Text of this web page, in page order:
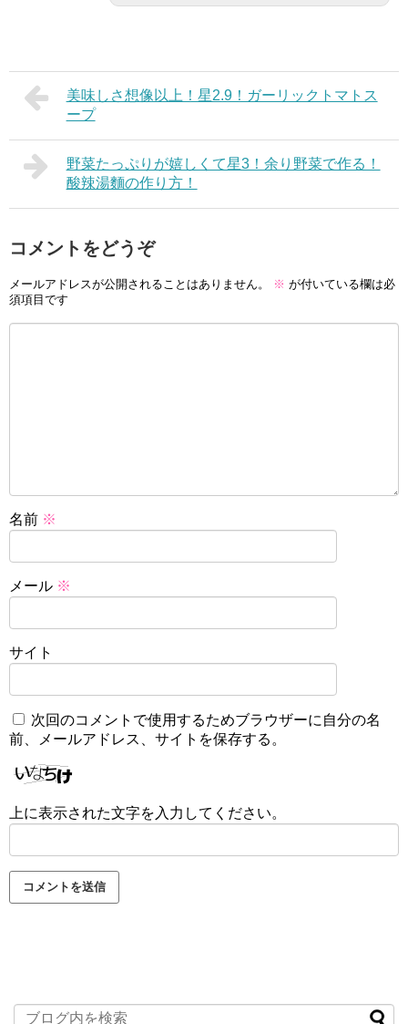
美味しさ想像以上！星2.9！ガーリックトマトス
ープ
野菜たっぷりが嬉しくて星3！余り野菜で作る！
酸辣湯麵の作り方！
コメントをどうぞ
メールアドレスが公開されることはありません。 ※ が付いている欄は必
須項目です
名前 ※
メール ※
サイト
次回のコメントで使用するためブラウザーに自分の名
前、メールアドレス、サイトを保存する。
上に表示された文字を入力してください。